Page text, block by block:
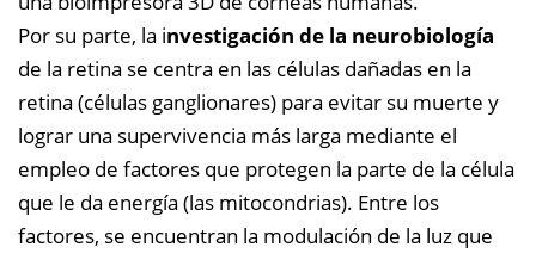
Por su parte, la investigación de la neurobiología
de la retina se centra en las células dañadas en la
retina (células ganglionares) para evitar su muerte y
lograr una supervivencia más larga mediante el
empleo de factores que protegen la parte de la célula
que le da energía (las mitocondrias). Entre los
factores, se encuentran la modulación de la luz que